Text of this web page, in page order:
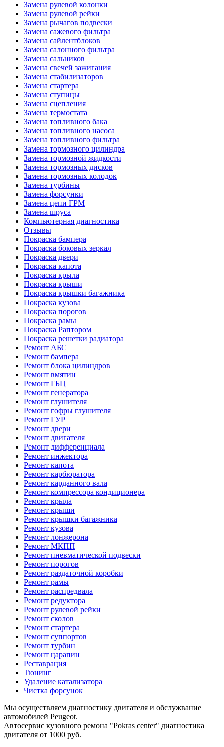
Замена рулевой колонки
Замена рулевой рейки
Замена рычагов подвески
Замена сажевого фильтра
Замена сайлентблоков
Замена салонного фильтра
Замена сальников
Замена свечей зажигания
Замена стабилизаторов
Замена стартера
Замена ступицы
Замена сцепления
Замена термостата
Замена топливного бака
Замена топливного насоса
Замена топливного фильтра
Замена тормозного цилиндра
Замена тормозной жидкости
Замена тормозных дисков
Замена тормозных колодок
Замена турбины
Замена форсунки
Замена цепи ГРМ
Замена шруса
Компьютерная диагностика
Отзывы
Покраска бампера
Покраска боковых зеркал
Покраска двери
Покраска капота
Покраска крыла
Покраска крыши
Покраска крышки багажника
Покраска кузова
Покраска порогов
Покраска рамы
Покраска Раптором
Покраска решетки радиатора
Ремонт АБС
Ремонт бампера
Ремонт блока цилиндров
Ремонт вмятин
Ремонт ГБЦ
Ремонт генератора
Ремонт глушителя
Ремонт гофры глушителя
Ремонт ГУР
Ремонт двери
Ремонт двигателя
Ремонт дифференциала
Ремонт инжектора
Ремонт капота
Ремонт карбюратора
Ремонт карданного вала
Ремонт компрессора кондиционера
Ремонт крыла
Ремонт крыши
Ремонт крышки багажника
Ремонт кузова
Ремонт лонжерона
Ремонт МКПП
Ремонт пневматической подвески
Ремонт порогов
Ремонт раздаточной коробки
Ремонт рамы
Ремонт распредвала
Ремонт редуктора
Ремонт рулевой рейки
Ремонт сколов
Ремонт стартера
Ремонт суппортов
Ремонт турбин
Ремонт царапин
Реставрация
Тюнинг
Удаление катализатора
Чистка форсунок
Мы осуществляем диагностику двигателя и обслужвание
автомобилей Peugeot.
Автосервис кузовного ремона "Pokras center" диагностика
двигателя от 1000 руб.